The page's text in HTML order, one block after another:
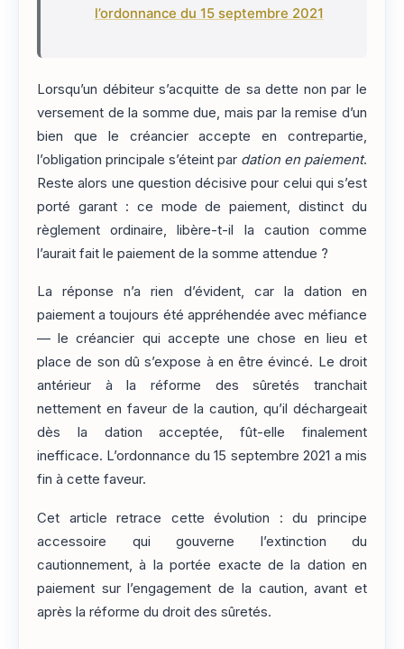
l’ordonnance du 15 septembre 2021
Lorsqu’un débiteur s’acquitte de sa dette non par le
versement de la somme due, mais par la remise d’un
bien que le créancier accepte en contrepartie,
l’obligation principale s’éteint par dation en paiement.
Reste alors une question décisive pour celui qui s’est
porté garant : ce mode de paiement, distinct du
règlement ordinaire, libère-t-il la caution comme
l’aurait fait le paiement de la somme attendue ?
La réponse n’a rien d’évident, car la dation en
paiement a toujours été appréhendée avec méfiance
— le créancier qui accepte une chose en lieu et
place de son dû s’expose à en être évincé. Le droit
antérieur à la réforme des sûretés tranchait
nettement en faveur de la caution, qu’il déchargeait
dès la dation acceptée, fût-elle finalement
inefficace. L’ordonnance du 15 septembre 2021 a mis
fin à cette faveur.
Cet article retrace cette évolution : du principe
accessoire qui gouverne l’extinction du
cautionnement, à la portée exacte de la dation en
paiement sur l’engagement de la caution, avant et
après la réforme du droit des sûretés.